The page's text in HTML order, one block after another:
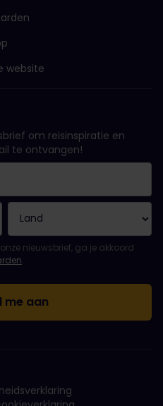
website
om reisinspiratie en
te ontvangen!
nieuwsbrief. Probeer het later
deze nieuwsbrief!
voorwaarden om je in te
nieuwsbrief, ga je akkoord
.